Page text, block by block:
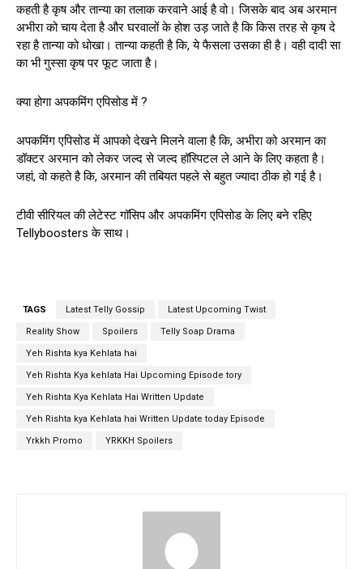
कहती है कृष और तान्या का तलाक करवाने आई है वो। जिसके बाद अब अरमान
अभीरा को चाय देता है और घरवालों के होश उड़ जाते है कि किस तरह से कृष दे
रहा है तान्या को धोखा। तान्या कहती है कि, ये फैसला उसका ही है। वही दादी सा
का भी गुस्सा कृष पर फूट जाता है।
क्या होगा अपकमिंग एपिसोड में ?
अपकमिंग एपिसोड में आपको देखने मिलने वाला है कि, अभीरा को अरमान का
डॉक्टर अरमान को लेकर जल्द से जल्द हॉस्पिटल ले आने के लिए कहता है।
जहां, वो कहते है कि, अरमान की तबियत पहले से बहुत ज्यादा ठीक हो गई है।
टीवी सीरियल की लेटेस्ट गॉसिप और अपकमिंग एपिसोड के लिए बने रहिए
Tellyboosters के साथ।
TAGS Latest Telly Gossip Latest Upcoming Twist
Reality Show Spoilers Telly Soap Drama
Yeh Rishta kya Kehlata hai
Yeh Rishta Kya kehlata Hai Upcoming Episode tory
Yeh Rishta Kya Kehlata Hai Written Update
Yeh Rishta kya Kehlata hai Written Update today Episode
Yrkkh Promo YRKKH Spoilers